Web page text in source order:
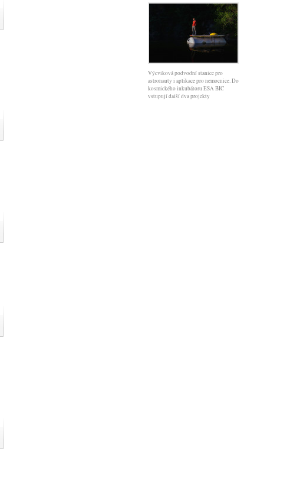
Výcviková podvodní stanice pro
astronauty i aplikace pro nemocnice. Do
kosmického inkubátoru ESA BIC
vstupují další dva projekty